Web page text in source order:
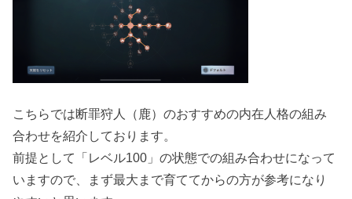
こちらでは断罪狩人（鹿）のおすすめの内在人格の組み
合わせを紹介しております。
前提として「レベル100」の状態での組み合わせになって
いますので、まず最大まで育ててからの方が参考になり